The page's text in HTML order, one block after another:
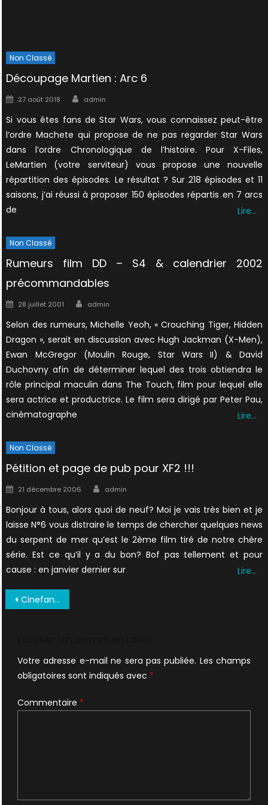
Non Classé
Découpage Martien : Arc 6
Posted
27 août 2018 Author
admin
Si vous êtes fans de Star Wars, vous connaissez peut-être
l‘ordre Machete qui propose de ne pas regarder Star Wars
dans l’ordre Chronologique de l’histoire. Pour X-Files,
LeMartien (votre serviteur) vous propose une nouvelle
répartition des épisodes. Le résultat ? Sur 218 épisodes et 11
saisons, j’ai réussi à proposer 150 épisodes répartis en 7 arcs
de
Lire…
Non Classé
Rumeurs film DD – S4 & calendrier 2002
précommandables
Posted
28 juillet 2001 Author
admin
Selon des rumeurs, Michelle Yeoh, « Crouching Tiger, Hidden
Dragon », serait en discussion avec Hugh Jackman (X-Men),
Ewan McGregor (Moulin Rouge, Star Wars II) & David
Duchovny afin de déterminer lequel des trois obtiendra le
rôle principal maculin dans The Touch, film pour lequel elle
sera actrice et productrice. Le film sera dirigé par Peter Pau,
cinématographe
Lire…
Non Classé
Pétition et page de pub pour XF2 !!!
Posted
21 décembre 2006 Author
admin
Bonjour à tous, alors quoi de neuf? Moi je vais très bien et je
laisse N°6 vous distraire le temps de chercher quelques news
du serpent de mer qu’est le 2ème film tiré de notre chère
série. Est ce qu’il y a du bon? Bof pas tellement et pour
cause : en janvier dernier sur
Lire…
Navigation
Cinefantastique-Vol-32-No-3-Oct-2000_0029
Votre adresse e-mail ne sera pas publiée. Les champs
obligatoires sont indiqués avec *
Commentaire *